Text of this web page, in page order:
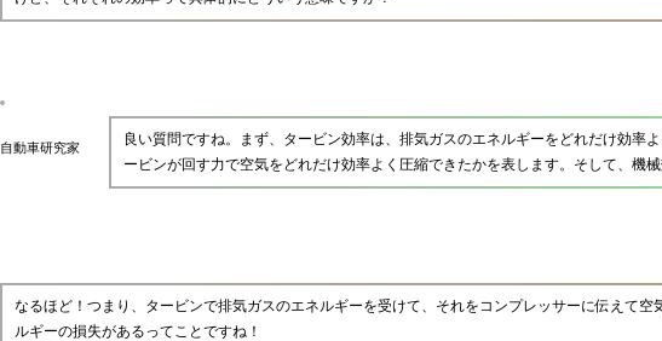
自動車研究家
良い質問ですね。まず、タービン効率は、排気ガスのエネルギーをどれだけ効率
ービンが回す力で空気をどれだけ効率よく圧縮できたかを表します。そして、機
なるほど！つまり、タービンで排気ガスのエネルギーを受けて、それをコンプレッサーに伝えて
ルギーの損失があるってことですね！